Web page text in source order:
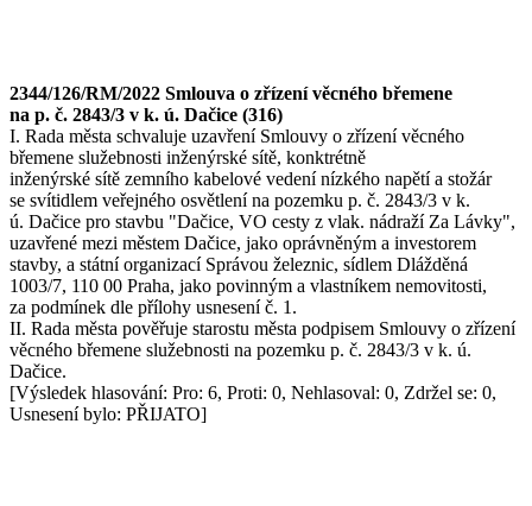
2344/126/RM/2022 Smlouva o zřízení věcného břemene
na p. č. 2843/3 v k. ú. Dačice (316)
I. Rada města schvaluje uzavření Smlouvy o zřízení věcného
břemene služebnosti inženýrské sítě, konktrétně
inženýrské sítě zemního kabelové vedení nízkého napětí a stožár
se svítidlem veřejného osvětlení na pozemku p. č. 2843/3 v k.
ú. Dačice pro stavbu "Dačice, VO cesty z vlak. nádraží Za Lávky",
uzavřené mezi městem Dačice, jako oprávněným a investorem
stavby, a státní organizací Správou železnic, sídlem Dlážděná
1003/7, 110 00 Praha, jako povinným a vlastníkem nemovitosti,
za podmínek dle přílohy usnesení č. 1.
II. Rada města pověřuje starostu města podpisem Smlouvy o zřízení
věcného břemene služebnosti na pozemku p. č. 2843/3 v k. ú.
Dačice.
[Výsledek hlasování: Pro: 6, Proti: 0, Nehlasoval: 0, Zdržel se: 0,
Usnesení bylo: PŘIJATO]